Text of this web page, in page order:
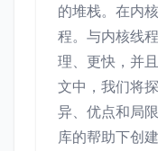
的堆栈。在内
程。与内核线
理、更快，并
文中，我们将
异、优点和局
库的帮助下创